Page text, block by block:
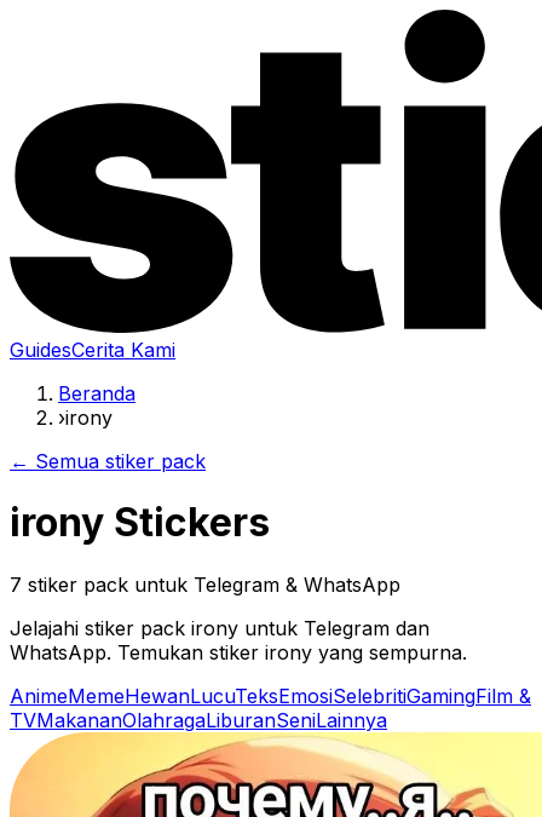
GuidesCerita Kami
Beranda
›irony
← Semua stiker pack
irony Stickers
7 stiker pack untuk Telegram & WhatsApp
Jelajahi stiker pack irony untuk Telegram dan
WhatsApp. Temukan stiker irony yang sempurna.
AnimeMemeHewanLucuTeksEmosiSelebritiGamingFilm &
TVMakananOlahragaLiburanSeniLainnya